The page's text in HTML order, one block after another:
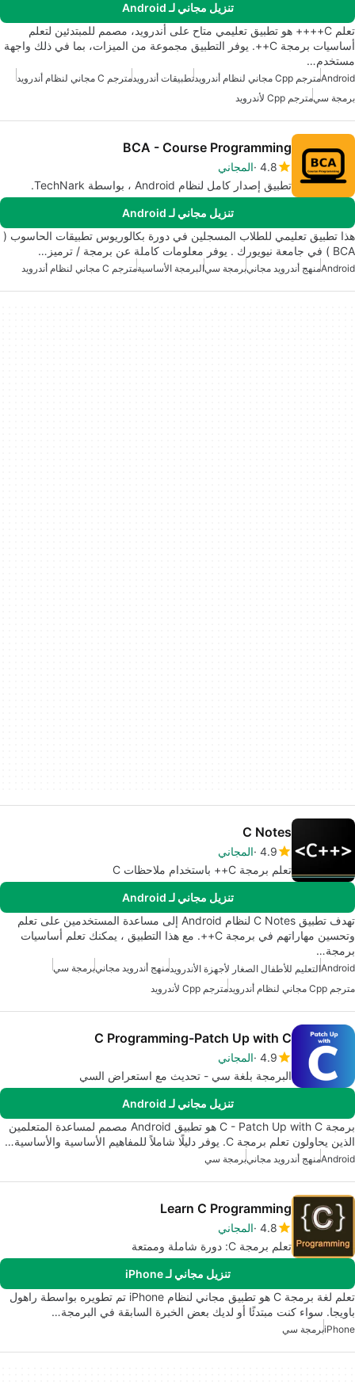
تنزيل مجاني لـ Android
تعلم C++++ هو تطبيق تعليمي متاح على أندرويد، مصمم للمبتدئين لتعلم
أساسيات برمجة C++. يوفر التطبيق مجموعة من الميزات، بما في ذلك واجهة
مستخدم…
Androidمترجم Cpp مجاني لنظام أندرويد تطبيقات أندرويدمترجم C مجاني لنظام أندرويد
برمجة سيمترجم Cpp لأندرويد
BCA - Course Programming
4.8 المجاني
تطبيق إصدار كامل لنظام Android ، بواسطة TechNark.
تنزيل مجاني لـ Android
هذا تطبيق تعليمي للطلاب المسجلين في دورة بكالوريوس تطبيقات الحاسوب (
BCA ) في جامعة نيويورك . يوفر معلومات كاملة عن برمجة / ترميز…
Androidمنهج أندرويد مجانيبرمجة سيالبرمجة الأساسيةمترجم C مجاني لنظام أندرويد
C Notes
4.9 المجاني
تعلم برمجة C++ باستخدام ملاحظات C
تنزيل مجاني لـ Android
تهدف تطبيق C Notes لنظام Android إلى مساعدة المستخدمين على تعلم
وتحسين مهاراتهم في برمجة C++. مع هذا التطبيق ، يمكنك تعلم أساسيات
برمجة…
Androidالتعليم للأطفال الصغار لأجهزة الأندرويدمنهج أندرويد مجانيبرمجة سي
مترجم Cpp مجاني لنظام أندرويد
مترجم Cpp لأندرويد
C Programming-Patch Up with C
4.9 المجاني
البرمجة بلغة سي - تحديث مع استعراض السي
تنزيل مجاني لـ Android
برمجة C - Patch Up with C هو تطبيق Android مصمم لمساعدة المتعلمين
الذين يحاولون تعلم برمجة C. يوفر دليلًا شاملاً للمفاهيم الأساسية والأساسية…
Androidمنهج أندرويد مجانيبرمجة سي
Learn C Programming
4.8 المجاني
تعلم برمجة C: دورة شاملة وممتعة
تنزيل مجاني لـ iPhone
تعلم لغة برمجة C هو تطبيق مجاني لنظام iPhone تم تطويره بواسطة راهول
باويجا. سواء كنت مبتدئًا أو لديك بعض الخبرة السابقة في البرمجة…
iPhoneبرمجة سي